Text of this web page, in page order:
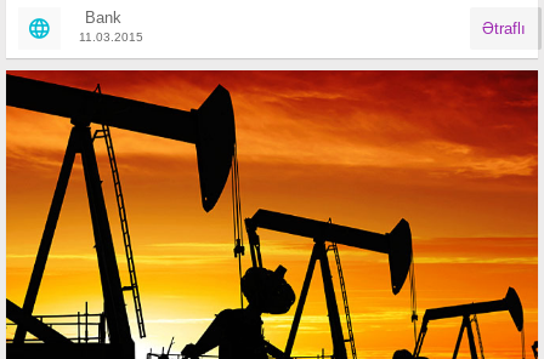
Bank
11.03.2015 Ətraflı